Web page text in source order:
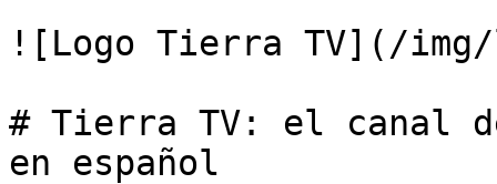
![Logo Tierra TV](/
# Tierra TV: el canal
en español